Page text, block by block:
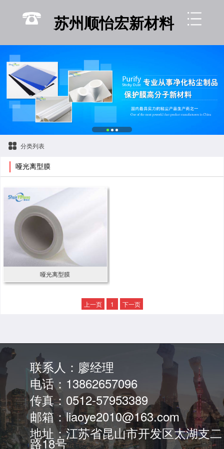
苏州顺怡宏新材料
分类列表
哑光离型膜
哑光离型膜
上一页 1 下一页
联系人：廖经理
电话：13862657096
传真：0512-57953389
邮箱：liaoye2010@163.com
地址：江苏省昆山市开发区太湖支二
路18号